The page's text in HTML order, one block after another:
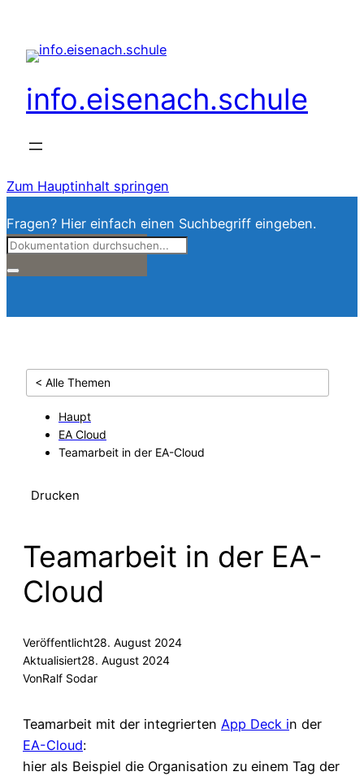
info.eisenach.schule
Zum Hauptinhalt springen
Fragen? Hier einfach einen Suchbegriff eingeben.
< Alle Themen
Haupt
EA Cloud
Teamarbeit in der EA-Cloud
Drucken
Teamarbeit in der EA-
Cloud
Veröffentlicht28. August 2024
Aktualisiert28. August 2024
VonRalf Sodar
Teamarbeit mit der integrierten App Deck in der
EA-Cloud:
hier als Beispiel die Organisation zu einem Tag der